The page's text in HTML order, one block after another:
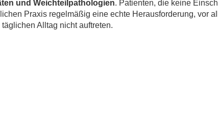
und Weichteilpathologien. Patienten, die keine
Praxis regelmäßig eine echte Herausforderung, vor
Alltag nicht auftreten.